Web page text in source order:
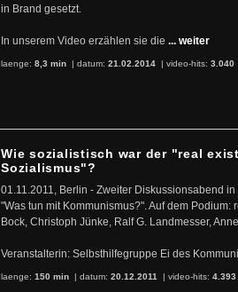
in Brand gesetzt.
In unserem Video erzählen sie die ... weiter
laenge: 8,3 min | datum: 21.02.2014 | video-hits: 3.040
Wie sozialistisch war der "real
Sozialismus"?
01.11.2011, Berlin - Zweiter Diskussionsabend
"Was tun mit Kommunismus?". Auf dem Podium:
Bock, Christoph Jünke, Ralf G. Landmesser,
Veranstalterin: Selbsthilfegruppe Ei des
laenge: 150 min | datum: 20.12.2011 | video-hits: 4.393